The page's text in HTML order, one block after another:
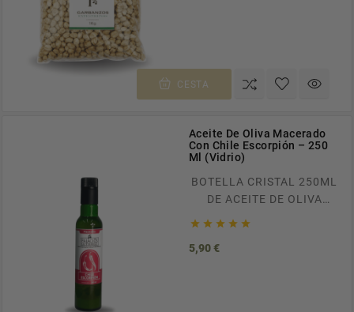
CESTA
Aceite De Oliva Macerado
Con Chile Escorpión – 250
Ml (Vidrio)
BOTELLA CRISTAL 250ML
DE ACEITE DE OLIVA
ECORPIÓN ENVÍOS
    
5,90 €Precio